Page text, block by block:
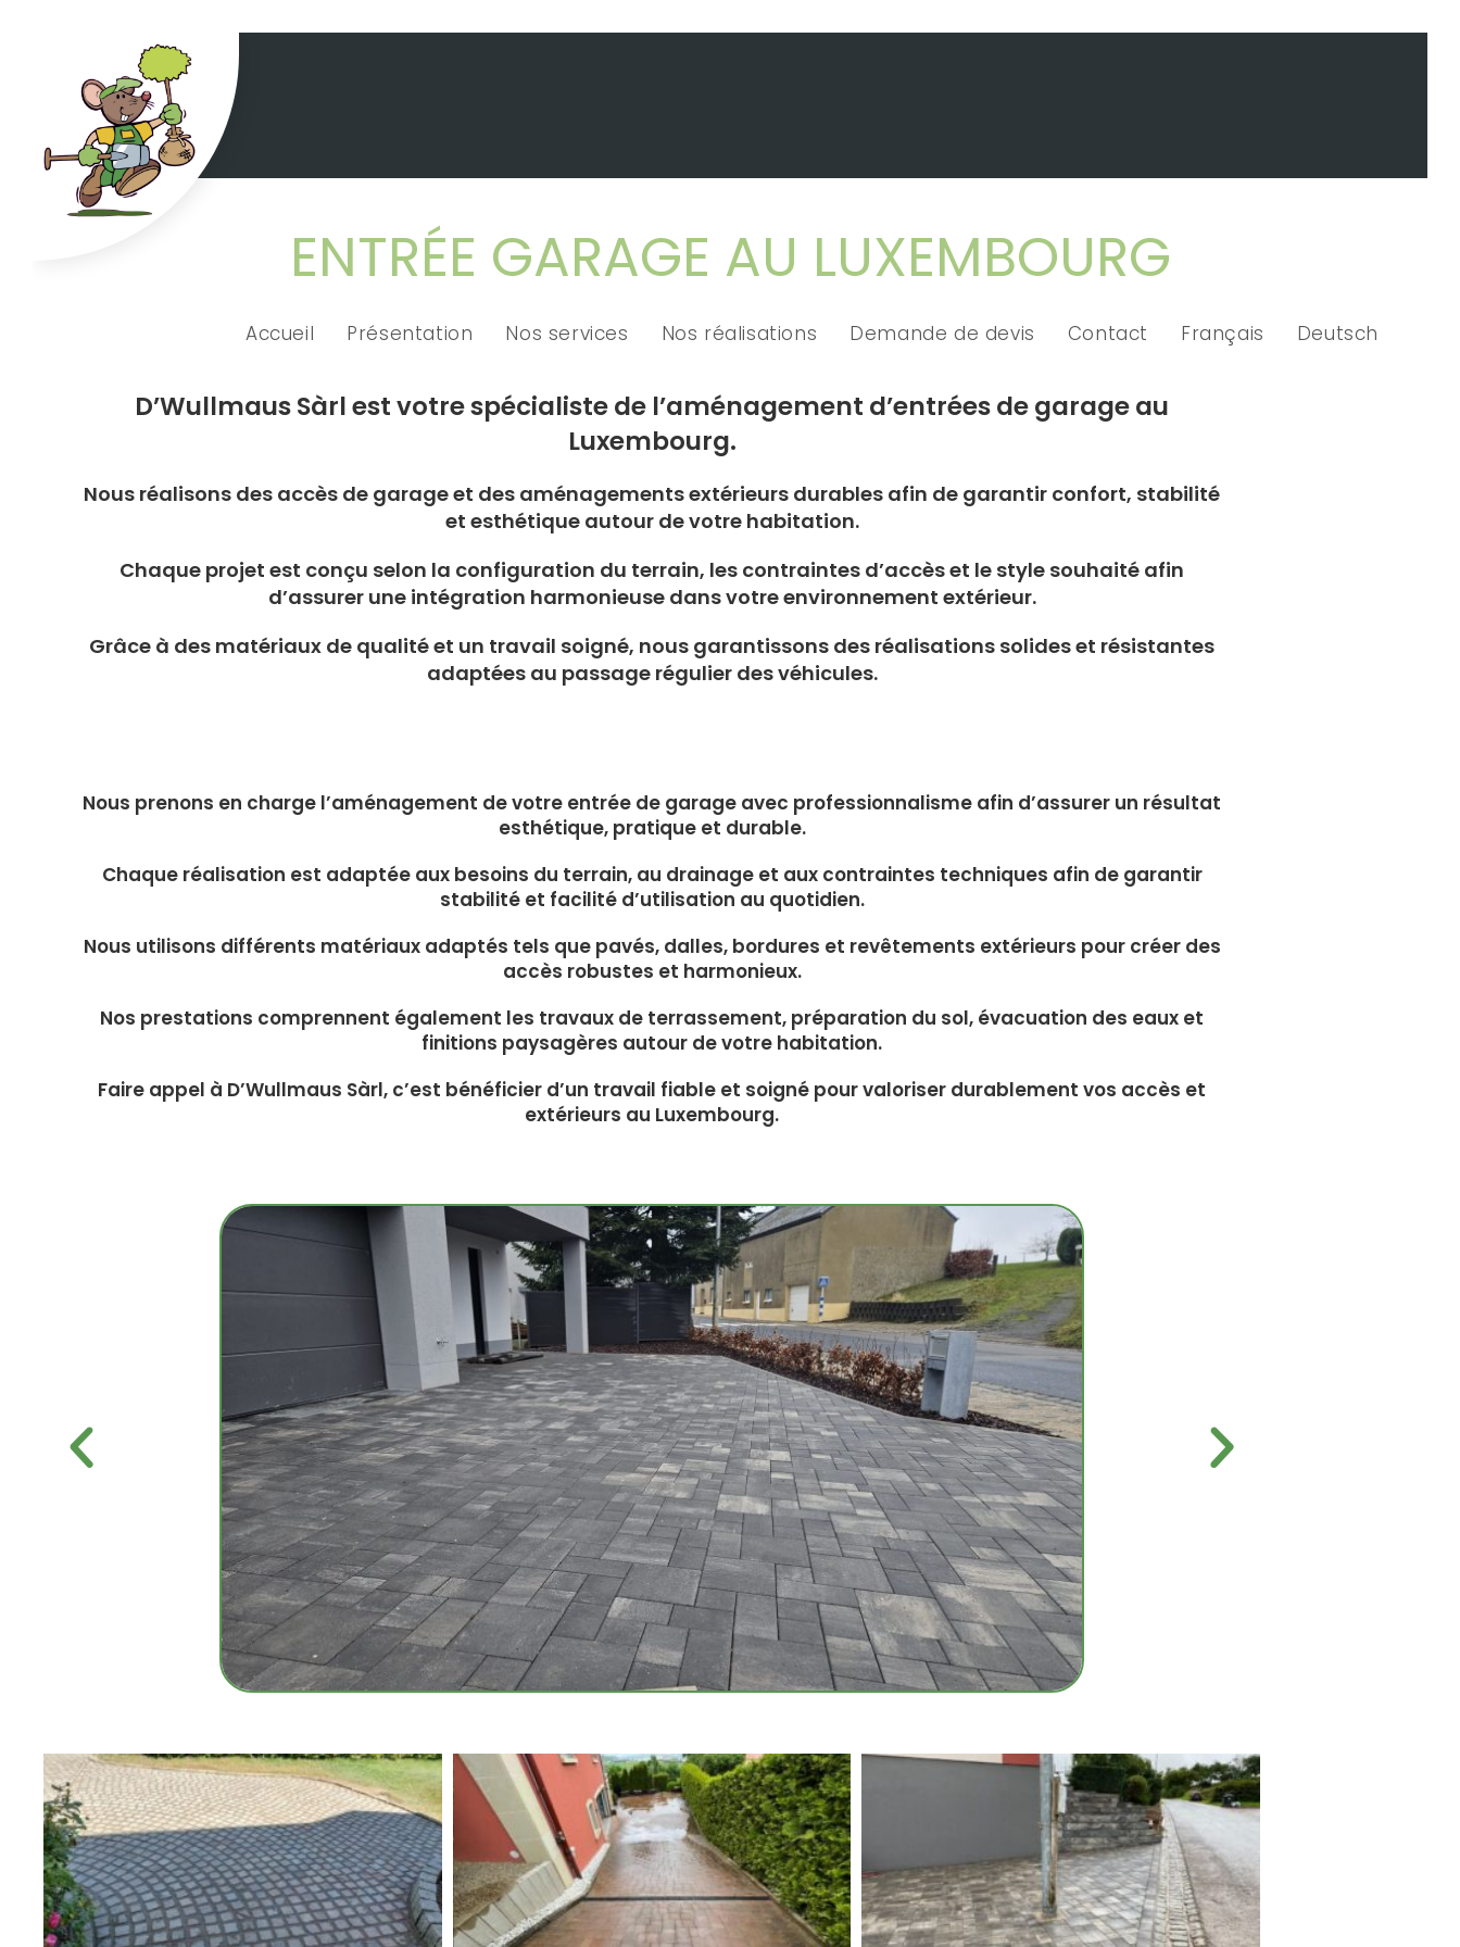
Accueil Présentation Nos services Nos réalisations Demande de devis Contact Français Deutsch
ENTRÉE GARAGE AU LUXEMBOURG
D’Wullmaus Sàrl est votre spécialiste de l’aménagement d’entrées de garage au
Luxembourg.
Nous réalisons des accès de garage et des aménagements extérieurs durables afin de garantir confort, stabilité
et esthétique autour de votre habitation.
Chaque projet est conçu selon la configuration du terrain, les contraintes d’accès et le style souhaité afin
d’assurer une intégration harmonieuse dans votre environnement extérieur.
Grâce à des matériaux de qualité et un travail soigné, nous garantissons des réalisations solides et résistantes
adaptées au passage régulier des véhicules.
Nous prenons en charge l’aménagement de votre entrée de garage avec professionnalisme afin d’assurer un résultat
esthétique, pratique et durable.
Chaque réalisation est adaptée aux besoins du terrain, au drainage et aux contraintes techniques afin de garantir
stabilité et facilité d’utilisation au quotidien.
Nous utilisons différents matériaux adaptés tels que pavés, dalles, bordures et revêtements extérieurs pour créer des
accès robustes et harmonieux.
Nos prestations comprennent également les travaux de terrassement, préparation du sol, évacuation des eaux et
finitions paysagères autour de votre habitation.
Faire appel à D’Wullmaus Sàrl, c’est bénéficier d’un travail fiable et soigné pour valoriser durablement vos accès et
extérieurs au Luxembourg.